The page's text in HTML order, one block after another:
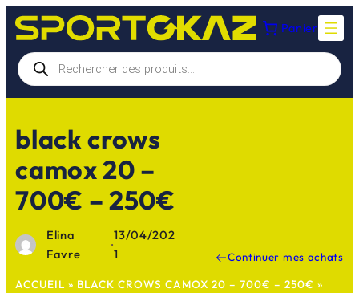
Aller
au
contenu
Panier
Recherche
de
produits
black crows
camox 20 –
700€ – 250€
Elina
Favre
·
13/04/202
1
Continuer mes achats
ACCUEIL » BLACK CROWS CAMOX 20 – 700€ – 250€ »